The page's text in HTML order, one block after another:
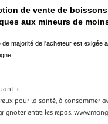
de vente de boissons
aux mineurs de
de majorité de l'acheteur est exigée
ici
pour la santé, à consommer
entre les repas.